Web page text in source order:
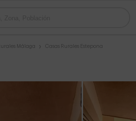
Málaga Casas Rurales Estepona